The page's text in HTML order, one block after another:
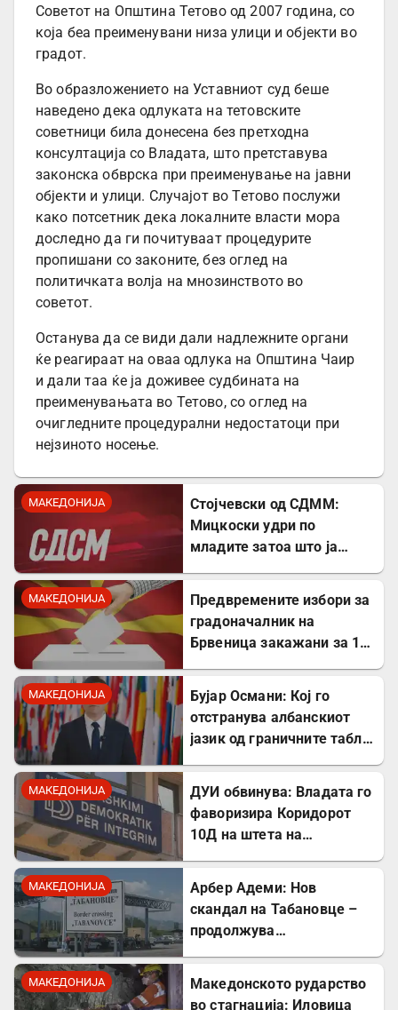
Советот на Општина Тетово од 2007 година, со
која беа преименувани низа улици и објекти во
градот.
Во образложението на Уставниот суд беше
наведено дека одлуката на тетовските
советници била донесена без претходна
консултација со Владата, што претставува
законска обврска при преименување на јавни
објекти и улици. Случајот во Тетово послужи
како потсетник дека локалните власти мора
доследно да ги почитуваат процедурите
пропишани со законите, без оглед на
политичката волја на мнозинството во
советот.
Останува да се види дали надлежните органи
ќе реагираат на оваа одлука на Општина Чаир
и дали таа ќе ја доживее судбината на
преименувањата во Тетово, со оглед на
очигледните процедурални недостатоци при
нејзиното носење.
МАКЕДОНИЈА
Стојчевски од СДММ:
Мицкоски удри по
младите затоа што ја
МАКЕДОНИЈА
Предвремените избори за
градоначалник на
Брвеница закажани за 18
МАКЕДОНИЈА
Бујар Османи: Кој го
отстранува албанскиот
јазик од граничните табли,
МАКЕДОНИЈА
ДУИ обвинува: Владата го
фаворизира Коридорот
10Д на штета на
МАКЕДОНИЈА
Арбер Адеми: Нов
скандал на Табановце –
продолжува
МАКЕДОНИЈА
Македонското рударство
во стагнација: Иловица